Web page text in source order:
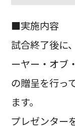
■実施内容
試合終了後に
ーヤー・オブ
の贈呈を行っ
ます。
プレゼンター